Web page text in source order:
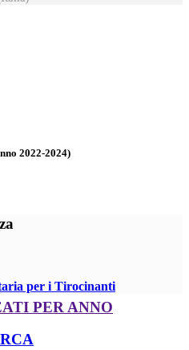
2022-2024)
per i Tirocinanti
PER ANNO